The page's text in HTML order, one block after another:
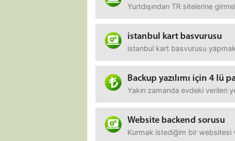
Yurtdışından TR sitelerine
istanbul kart basvurusu
istanbul kart basvurusu
Backup yazılımı için 4 lü
Yakın zamanda evdeki verileri
Website backend sorusu
Kurmak istediğim bir websitesi